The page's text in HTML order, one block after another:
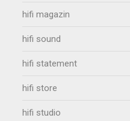
hifi magazin
hifi sound
hifi statement
hifi store
hifi studio